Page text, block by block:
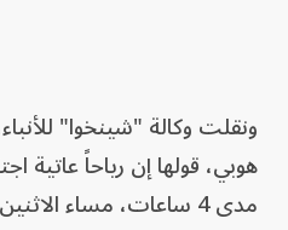
ونقلت وكالة "شينخوا"
هوبي، قولها إن رياحاً عاتية
​مدى 4 ساعات، مساء الاثنين.